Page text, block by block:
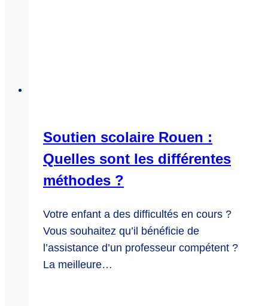
Soutien scolaire Rouen :
Quelles sont les différentes
méthodes ?
Votre enfant a des difficultés en cours ?
Vous souhaitez qu’il bénéficie de
l’assistance d’un professeur compétent ?
La meilleure…